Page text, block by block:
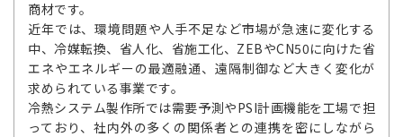
商材です。
近年では、環境問題や人手不足など市場が急速に変化する
中、冷媒転換、省人化、省施工化、ZEBやCN50に向けた省
エネやエネルギーの最適融通、遠隔制御など大きく変化が
求められている事業です。
冷熱システム製作所では需要予測やPSI計画機能を工場で担
っており、社内外の多くの関係者との連携を密にしながら